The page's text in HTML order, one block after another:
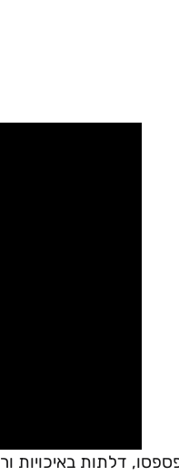
דלתות באיכויות